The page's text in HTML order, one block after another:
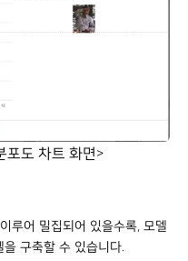
포도 차트 화면>
루어 밀집되어 있을수록, 모델
구축할 수 있습니다.